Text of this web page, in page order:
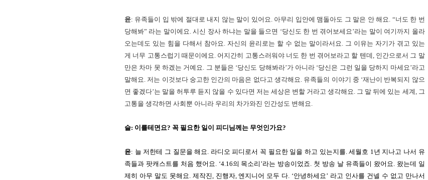
윤: 유족들이 입 밖에 절대로 내지 않는 말이 있어요. 아무리 입안에 맴돌아도 그 말은 안 해요. “너도 한 번
당해봐” 라는 말이에요. 시신 장사 하냐는 말을 들으면 ‘당신도 한 번 겪어보세요’라는 말이 여기까지 올라
오는데도 있는 힘을 다해서 참아요. 자신의 윤리로는 할 수 없는 말이라서요. 그 이유는 자기가 겪고 있는
게 너무 고통스럽기 때문이에요. 어지간히 고통스러워야 너도 한 번 겪어보라고 할 텐데, 인간으로서 그 말
만은 차마 못 하겠는 거예요. 그 분들은 ‘당신도 당해봐라’가 아니라 ‘당신은 그런 일을 당하지 마세요’라고
말해요. 저는 이것보다 숭고한 인간의 마음은 없다고 생각해요. 유족들의 이야기 중 ‘재난이 반복되지 않으
면 좋겠다’는 말을 허투루 듣지 않을 수 있다면 저는 세상은 변할 거라고 생각해요. 그 말 뒤에 있는 세계, 그
고통을 생각하면 사회뿐 아니라 우리의 차가와진 인간성도 변해요.
슬: 이를테면요? 꼭 필요한 일이 피디님께는 무엇인가요?
윤: 늘 저한테 그 질문을 해요. 라디오 피디로서 꼭 필요한 일을 하고 있는지를. 세월호 1년 지나고 나서 유
족들과 팟캐스트를 처음 했어요. ‘4.16의 목소리’라는 방송이었죠. 첫 방송 날 유족들이 왔어요. 왔는데 일
제히 아무 말도 못해요. 제작진, 진행자, 엔지니어 모두 다. ‘안녕하세요’ 라고 인사를 건넬 수 없고 만나서